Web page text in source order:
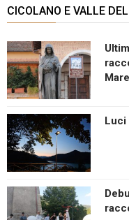
CICOLANO E VALLE
Luci